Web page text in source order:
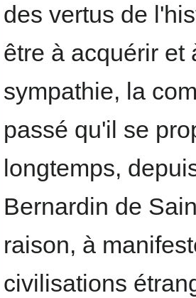
des vertus de
être à acquérir et
sympathie, la
passé qu'il se
longtemps,
Bernardin de
raison, à
civilisations